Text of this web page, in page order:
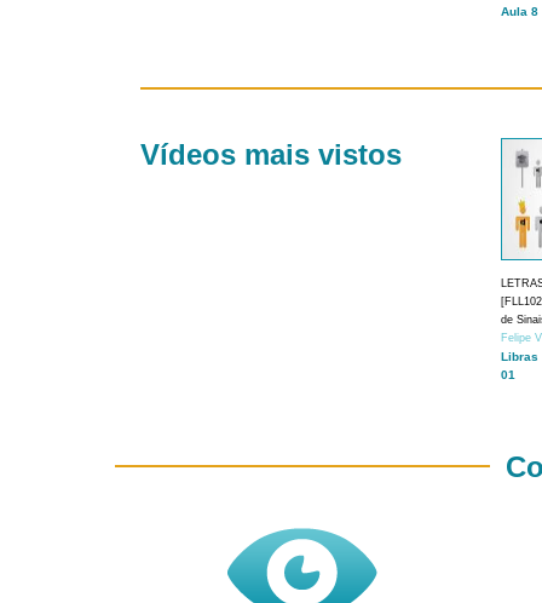
Aula 8
Vídeos mais vistos
de
Felipe
Libras
01